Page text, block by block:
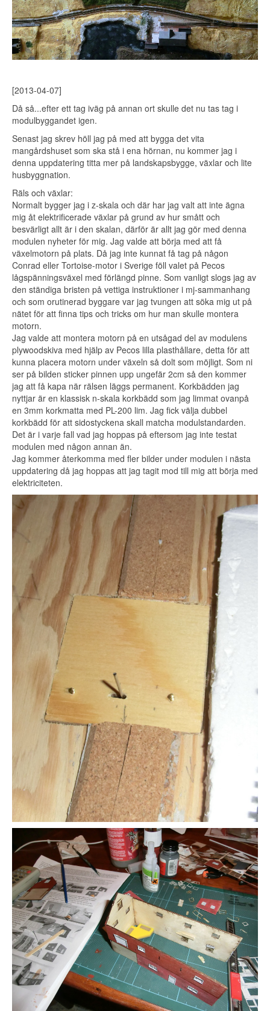
[2013-04-07]
Då så...efter ett tag iväg på annan ort skulle det nu tas tag i
modulbyggandet igen.
Senast jag skrev höll jag på med att bygga det vita
mangårdshuset som ska stå i ena hörnan, nu kommer jag i
denna uppdatering titta mer på landskapsbygge, växlar och lite
husbyggnation.
Räls och växlar:
Normalt bygger jag i z-skala och där har jag valt att inte ägna
mig åt elektrificerade växlar på grund av hur smått och
besvärligt allt är i den skalan, därför är allt jag gör med denna
modulen nyheter för mig. Jag valde att börja med att få
växelmotorn på plats. Då jag inte kunnat få tag på någon
Conrad eller Tortoise-motor i Sverige föll valet på Pecos
lågspänningsväxel med förlängd pinne. Som vanligt slogs jag av
den ständiga bristen på vettiga instruktioner i mj-sammanhang
och som orutinerad byggare var jag tvungen att söka mig ut på
nätet för att finna tips och tricks om hur man skulle montera
motorn.
Jag valde att montera motorn på en utsågad del av modulens
plywoodskiva med hjälp av Pecos lilla plasthållare, detta för att
kunna placera motorn under växeln så dolt som möjligt. Som ni
ser på bilden sticker pinnen upp ungefär 2cm så den kommer
jag att få kapa när rälsen läggs permanent. Korkbädden jag
nyttjar är en klassisk n-skala korkbädd som jag limmat ovanpå
en 3mm korkmatta med PL-200 lim. Jag fick välja dubbel
korkbädd för att sidostyckena skall matcha modulstandarden.
Det är i varje fall vad jag hoppas på eftersom jag inte testat
modulen med någon annan än.
Jag kommer återkomma med fler bilder under modulen i nästa
uppdatering då jag hoppas att jag tagit mod till mig att börja med
elektriciteten.